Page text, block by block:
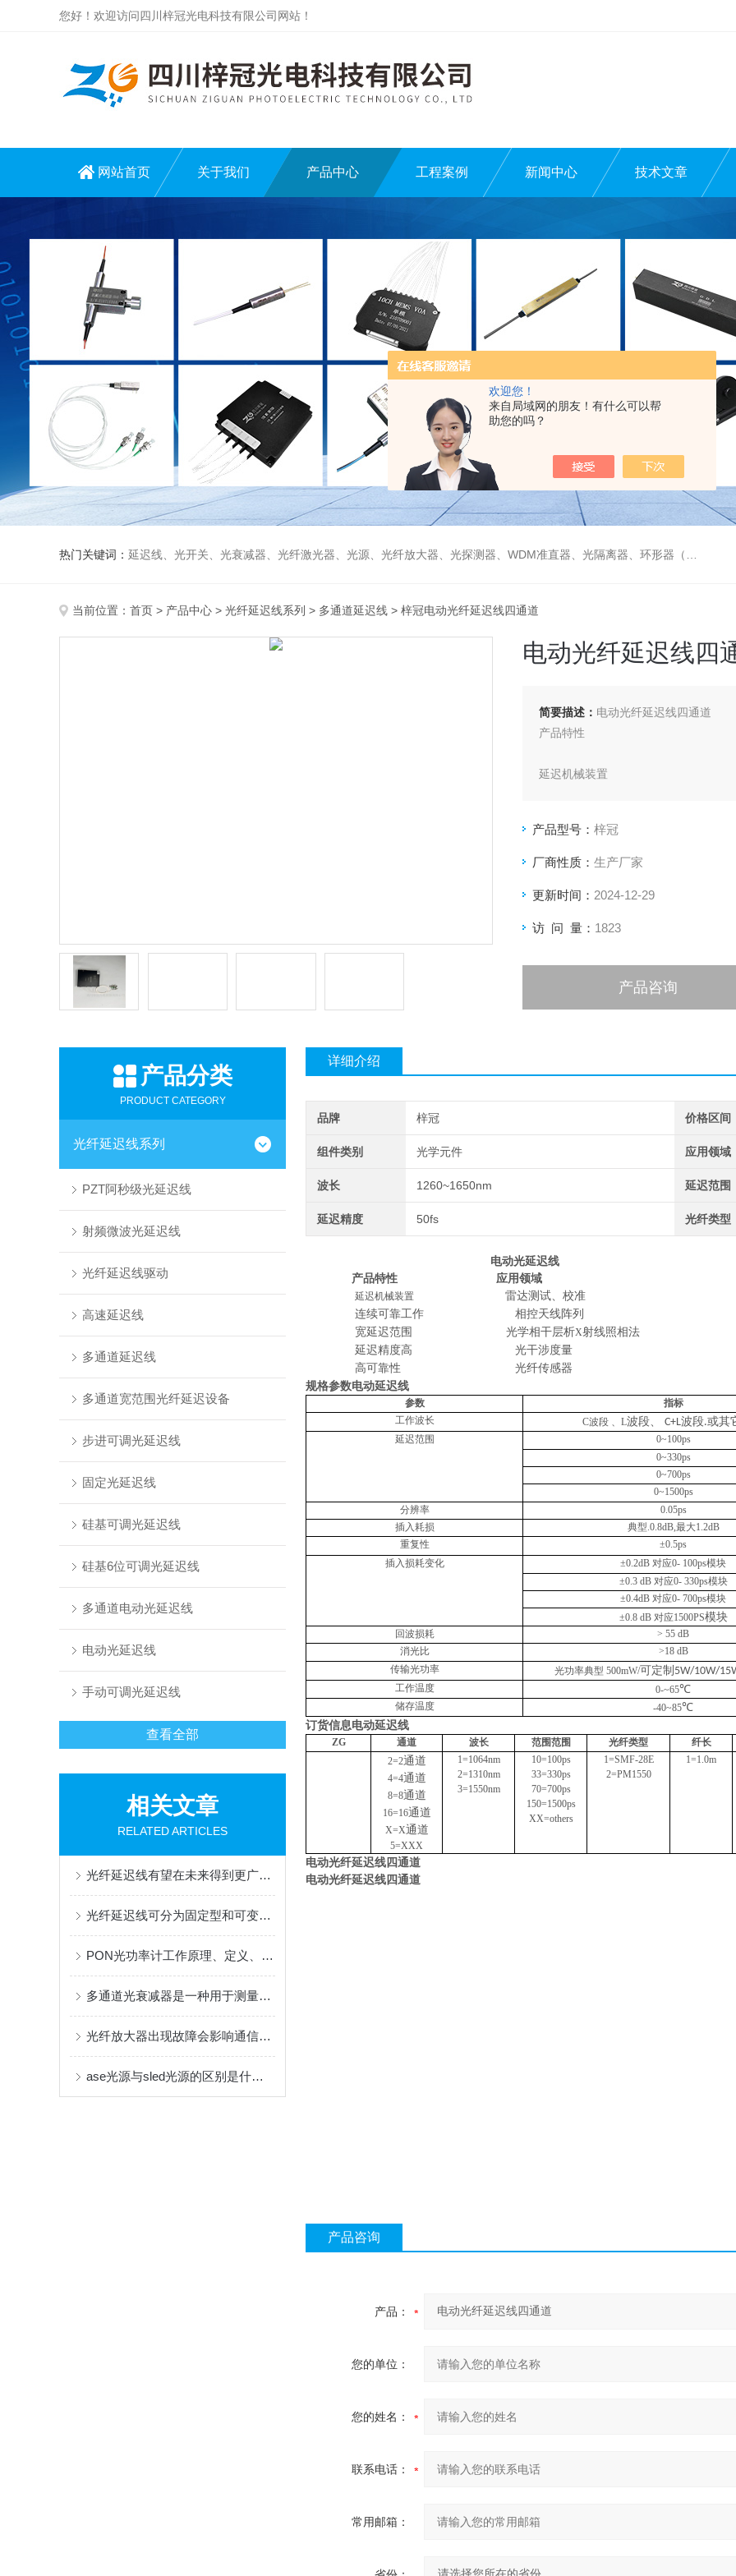
欢迎您！
来自局域网的朋友！有什么可以帮
助您的吗？
您好！欢迎访问四川梓冠光电科技有限公司网站！
网站首页 关于我们 产品中心 工程案例 新闻中心 技术文章
热门关键词： 延迟线、光开关、光衰减器、光纤激光器、光源、光纤放大器、光探测器、WDM准直器、光隔离器、环形器（三端口、四端口）、偏振分束器/合束器、起偏器、耦合器、单纤/双纤准直器、激光准直器、光纤反射镜、光纤旋转器、偏振控制器（三环、挤压式）、光栅、波分复用器（CWDM/DWDM）等
当前位置： 首页 > 产品中心 > 光纤延迟线系列 > 多通道延迟线 > 梓冠电动光纤延迟线四通道
电动光纤延迟线四
简要描述： 电动光纤延迟线四通道
产品特性
延迟机械装置
宽延迟范围
产品型号： 梓冠
厂商性质： 生产厂家
更新时间： 2024-12-29
访 问 量： 1823
产品咨询
产品分类
PRODUCT CATEGORY
光纤延迟线系列
PZT阿秒级光延迟线
射频微波光延迟线
光纤延迟线驱动
高速延迟线
多通道延迟线
多通道宽范围光纤延迟设备
步进可调光延迟线
固定光延迟线
硅基可调光延迟线
硅基6位可调光延迟线
多通道电动光延迟线
电动光延迟线
手动可调光延迟线
查看全部
相关文章
RELATED ARTICLES
光纤延迟线有望在未来得到更广泛的应用和发展
光纤延迟线可分为固定型和可变型两类
PON光功率计工作原理、定义、核心特点及应用分析
多通道光衰减器是一种用于测量光信号强度的设备
光纤放大器出现故障会影响通信质量和信号传输效率
ase光源与sled光源的区别是什么？
详细介绍
品牌 梓冠 价格区间
组件类别 光学元件 应用领域
波长 1260~1650nm 延迟范围
延迟精度 50fs 光纤类型
电动光延迟线
产品特性
应用领域
延迟机械装置 雷达测试、校准
连续可靠工作
相控天线阵列
宽延迟范围
光学相干层析X射线照相法
延迟精度高
光干涉度量
高可靠性
光纤传感器
规格参数电动延迟线
参数
指标
工作波长
C波段 、 L波段、 C+L波段.或其
延迟范围
0~100ps
0~330ps
0~700ps
0~1500ps
分辨率
0.05ps
插入耗损
典型.0.8dB,最大1.2dB
重复性
±0.5ps
插入损耗变化
±0.2dB 对应0- 100ps模块
±0.3 dB 对应0- 330ps模块
±0.4dB 对应0- 700ps模块
±0.8 dB 对应1500PS模块
回波损耗
> 55 dB
消光比
>18 dB
传输光功率
光功率典型 500mW/可定制 5W/10W/
工作温度 0-~65℃
储存温度 -40~85℃
订货信息电动延迟线
ZG 通道 波长 范围范围 光纤类型
纤长
2=2通道
4=4通道
8=8通道
16=16通道
X=X通道
5=XXX
1=1064nm
2=1310nm
3=1550nm
10=100ps
33=330ps
70=700ps
150=1500ps
XX=others
1=SMF-28E
2=PM1550
1=1.0m
电动光纤延迟线四通道
电动光纤延迟线四通道
产品咨询
产品：
您的单位：
您的姓名：
联系电话：
常用邮箱：